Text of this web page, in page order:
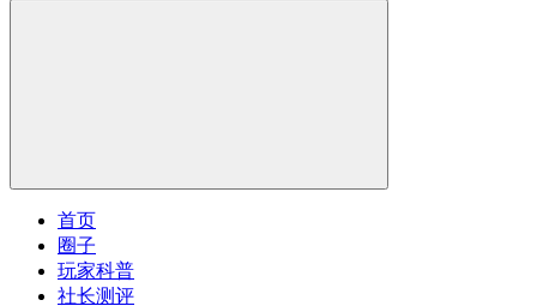
首页
圈子
玩家科普
社长测评